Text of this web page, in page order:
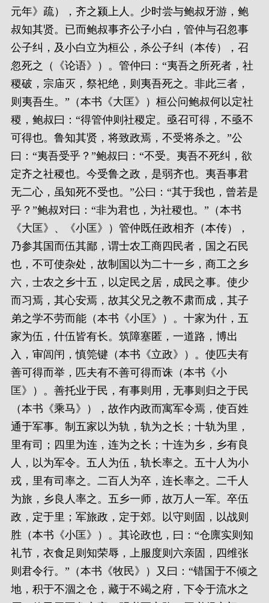
元年》疏），齐之颍上人。少时尝与鲍叔牙游，鲍
叔知其贤。已而鲍叔事齐公子小白，管仲与召忽事
公子纠，及小白立为桓公，杀公子纠（本传），召
忽死之（《论语》）。管仲曰：“夷吾之所死者，社
稷破，宗庙灭，祭祀绝，则夷吾死之。非此三者，
则夷吾生。”（本书《大匡》）桓公问鲍叔何以定社
稷，鲍叔曰：“得管仲则社稷定。亟召可得，不亟不
可得也。鲁知其贤，将致政焉，不受将杀之。”公
曰：“夷吾受乎？”鲍叔曰：“不受。夷吾不死纠，欲
定齐之社稷也。今受鲁之政，是弱齐也。夷吾事君
无二心，虽知死不受也。”公曰：“其于我也，曾若是
乎？”鲍叔对曰：“非为君也，为社稷也。”（本书
《大匡》、《小匡》）管仲既任政相齐（本传），
乃参其国而伍其鄙，谓士农工商四民者，国之石民
也，不可使杂处，故制国以为二十一乡，商工之乡
六，士农之乡十五，以定民之居，成民之事。使少
而习焉，其心安焉，故其父兄之教不肃而成，其子
弟之学不劳而能（本书《小匡》）。十家为什，五
家为伍，什伍皆有长。筑障塞匿，一道路，博出
入，审闾闬，慎筦键（本书《立政》）。使匹夫有
善可得而举，匹夫有不善可得而诛（本书《小
匡》）。善托业于民，有事则用，无事则归之于民
（本书《乘马》），故作内政而寓军令焉，使百姓
通于军事。制五家以为轨，轨为之长；十轨为里，
里有司；四里为连，连为之长；十连为乡，乡有良
人，以为军令。五人为伍，轨长率之。五十人为小
戎，里有司率之。二百人为卒，连长率之。二千人
为旅，乡良人率之。五乡一师，故万人一军。卒伍
政，定于里；军旅政，定于郊。以守则固，以战则
胜（本书《小匡》）。其论政也，曰：“仓廪实则知
礼节，衣食足则知荣辱，上服度则六亲固，四维张
则君令行。”（本书《牧民》）又曰：“错国于不倾之
地，积于不涸之仓，藏于不竭之府，下令于流水之